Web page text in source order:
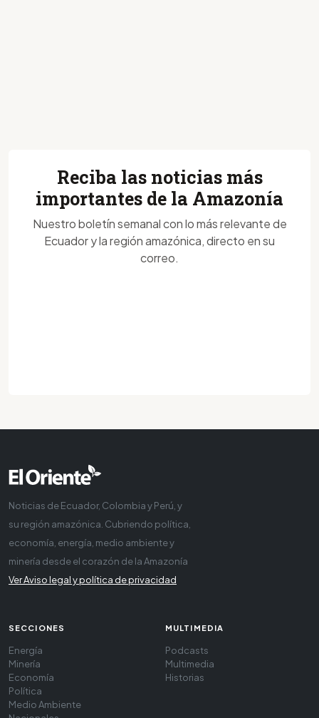
Reciba las noticias más
importantes de la Amazonía
Nuestro boletín semanal con lo más relevante de
Ecuador y la región amazónica, directo en su
correo.
Noticias de Ecuador, Colombia y Perú, y
su región amazónica. Cubriendo política,
economía, energía, medio ambiente y
minería desde el corazón de la Amazonía
Ver Aviso legal y política de privacidad
SECCIONES
Energía
Minería
Economía
Política
Medio Ambiente
MULTIMEDIA
Podcasts
Multimedia
Historias